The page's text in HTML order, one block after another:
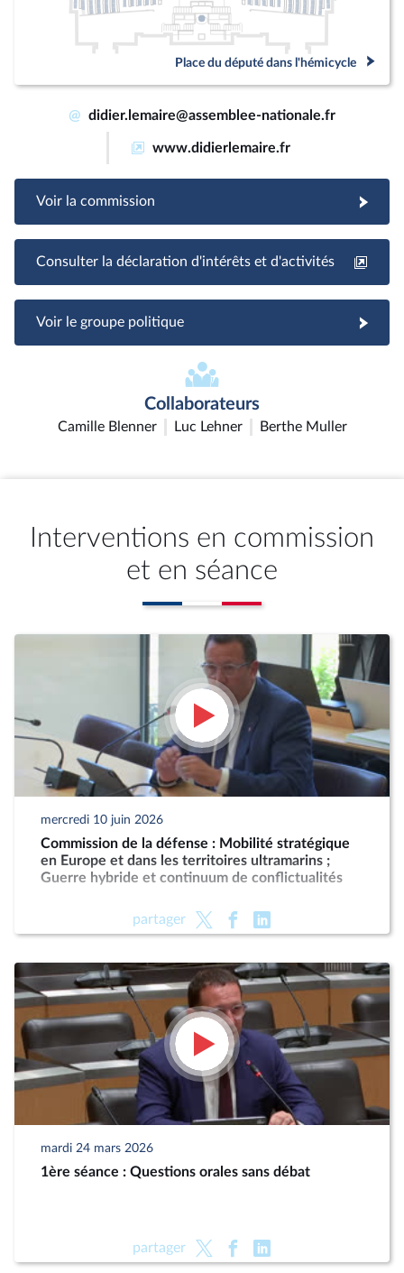
Place du député dans l'hémicycle
@ didier.lemaire@assemblee-nationale.fr
www.didierlemaire.fr
Voir la commission
Consulter la déclaration d'intérêts et d'activités
Voir le groupe politique
Collaborateurs
Camille Blenner Luc Lehner Berthe Muller
Interventions en commission
et en séance
mercredi 10 juin 2026
Commission de la défense : Mobilité stratégique
en Europe et dans les territoires ultramarins ;
Guerre hybride et continuum de conflictualités
partager
mardi 24 mars 2026
1ère séance : Questions orales sans débat
partager